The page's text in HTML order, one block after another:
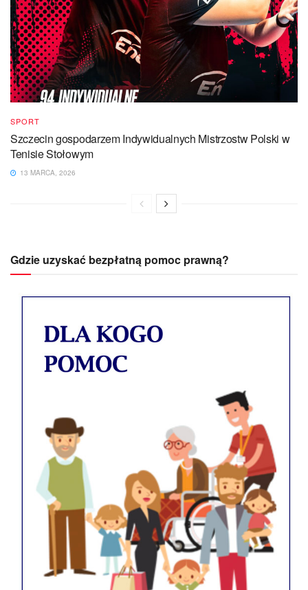
SPORT
Szczecin gospodarzem Indywidualnych Mistrzostw Polski w
Tenisie Stołowym
13 MARCA, 2026
Gdzie uzyskać bezpłatną pomoc prawną?